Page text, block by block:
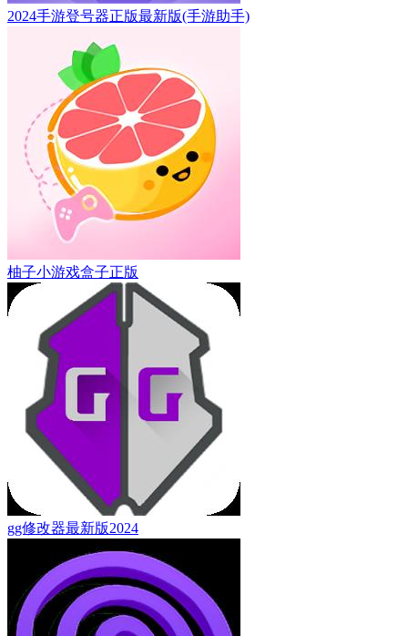
2024手游登号器正版最新版(手游助手)
柚子小游戏盒子正版
gg修改器最新版2024